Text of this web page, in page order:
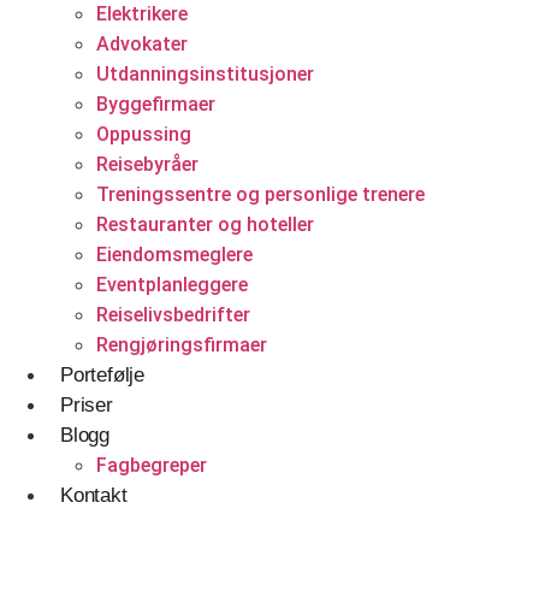
Elektrikere
Advokater
Utdanningsinstitusjoner
Byggefirmaer
Oppussing
Reisebyråer
Treningssentre og personlige trenere
Restauranter og hoteller
Eiendomsmeglere
Eventplanleggere
Reiselivsbedrifter
Rengjøringsfirmaer
Portefølje
Priser
Blogg
Fagbegreper
Kontakt
Shopify utvikling
WooCommerce utvikling
Betjener
WordPress
Shopify Nettbutikk
BigCommerce
Ønsker du å bygge din tilstedeværelse på nett i
Norge?
Få et tilbud